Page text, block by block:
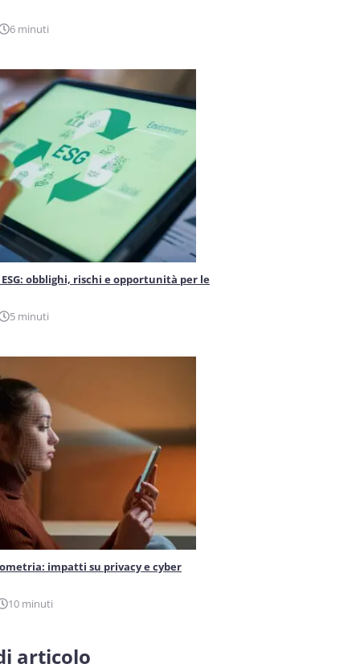
6 minuti
ESG: obblighi, rischi e opportunità per le
5 minuti
impatti su privacy e cyber
10 minuti
articolo